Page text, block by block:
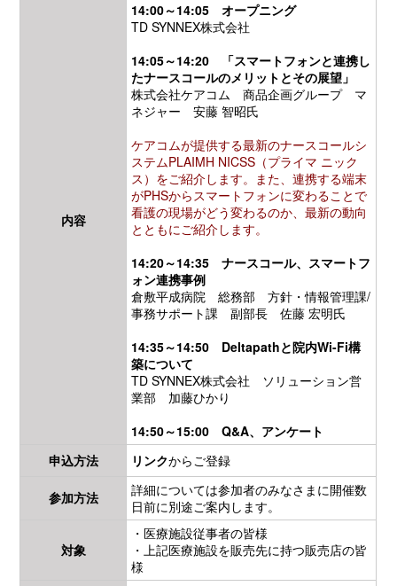
内容
14:00～14:05 オープニング
TD SYNNEX株式会社
14:05～14:20 「スマートフォンと連携し
たナースコールのメリットとその展望」
株式会社ケアコム 商品企画グループ マ
ネジャー 安藤 智昭氏
ケアコムが提供する最新のナースコールシ
ステムPLAIMH NICSS（プライマ ニック
ス）をご紹介します。 また、連携する端末
がPHSからスマートフォンに変わることで
看護の現場がどう変わるのか、最新の動向
とともにご紹介します。
14:20～14:35 ナースコール、スマートフ
ォン連携事例
倉敷平成病院総務部 方針・情報管理課/
事務サポート課 副部長 佐藤 宏明氏
14:35～14:50 Deltapathと院内Wi-Fi構
築について
TD SYNNEX株式会社 ソリューション営
業部 加藤ひかり
14:50～15:00 Q&A、アンケート
申込方法
リンクからご登録
参加方法
詳細については参加者のみなさまに開催数
日前に別途ご案内します。
対象
・医療施設従事者の皆様
・上記医療施設を販売先に持つ販売店の皆
様